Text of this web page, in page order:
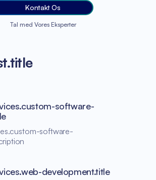
Kontakt Os
Tal med Vores Eksperter
software-
software-
development.title